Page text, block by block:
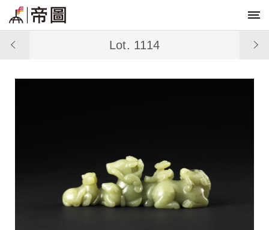
Lot. 1114